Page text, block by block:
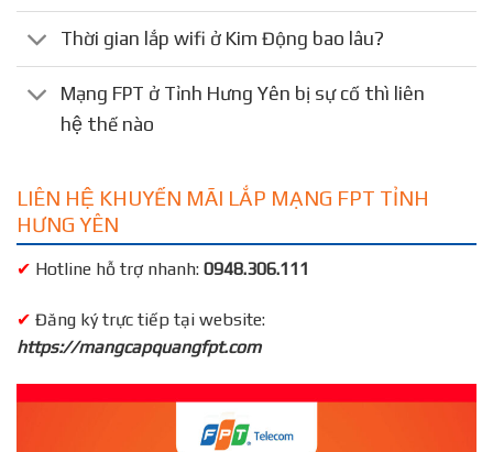
Thời gian lắp wifi ở Kim Động bao lâu?
Mạng FPT ở Tỉnh Hưng Yên bị sự cố thì liên
hệ thế nào
LIÊN HỆ KHUYẾN MÃI LẮP MẠNG FPT TỈNH
HƯNG YÊN
✔ Hotline hỗ trợ nhanh: 0948.306.111
✔ Đăng ký trực tiếp tại website:
https://mangcapquangfpt.com